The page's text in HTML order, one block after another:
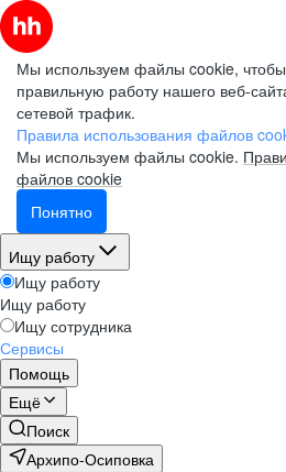
Мы используем файлы cookie, чтобы
правильную работу нашего веб-
сетевой трафик.
Правила использования файлов
Мы используем файлы cookie.
файлов cookie
Понятно
Ищу работу
Ищу работу
Ищу работу
Ищу сотрудника
Сервисы
Помощь
Ещё
Поиск
Архипо-Осиповка